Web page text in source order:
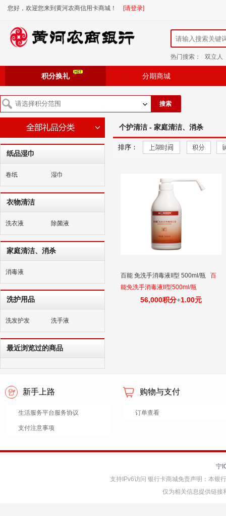
您好，欢迎您来到黄河农商信用卡商城！ [请登录]
热门搜索： 双立人
积分换礼 分期商城
搜索
纸品湿巾
卷纸 湿巾
衣物清洁
洗衣液 除菌液
家庭清洁、消杀
消毒液
洗护用品
洗发护发 洗手液
最近浏览过的商品
个护清洁 - 家庭清洁、消杀
排序：
百能 免洗手消毒液II型 500ml/瓶
百
能免洗手消毒液II型500ml/瓶
56,000积分+1.00元
新手上路
生活服务平台服务协议
支付注意事项
购物与支付
订单查看
宁
支持IPv6访问 银行卡商城免责声明：本银
仅为相关信息提供链接